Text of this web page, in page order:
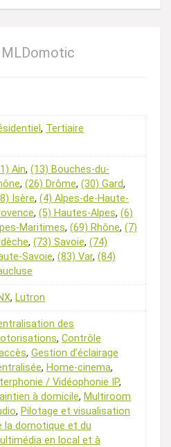
MLDomotic
, Tertiaire
Ain, (13) Bouches-du-
, (26) Drôme, (30) Gard,
Isère, (4) Alpes-de-Haute-
, (5) Hautes-Alpes, (6)
Maritimes, (69) Rhône, (7)
, (73) Savoie, (74)
Savoie, (83) Var, (84)
, Lutron
des
, Contrôle
, Gestion d’éclairage
, Home-cinema,
/ Vidéophonie IP,
à domicile, Multiroom
, Pilotage et visualisation
la domotique et du
en local et à